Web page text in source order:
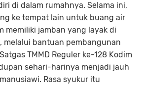
di dalam rumahnya. Selama ini,
ke tempat lain untuk buang air
memiliki jamban yang layak di
melalui bantuan pembangunan
TMMD Reguler ke-128 Kodim
sehari-harinya menjadi jauh
Rasa syukur itu